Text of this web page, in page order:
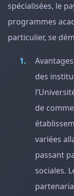
spécialisées, le
programmes
particulier, se
des
de
variées
passant
sociales.